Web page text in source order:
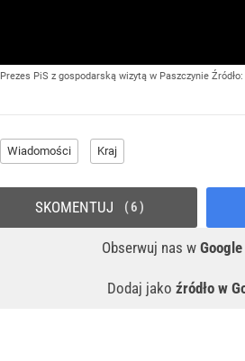
Prezes PiS z gospodarską wizytą w Paszczynie Źródło:
Wiadomości Kraj
Obserwuj nas w
Dodaj jako źródło w
SKOMENTUJ 6